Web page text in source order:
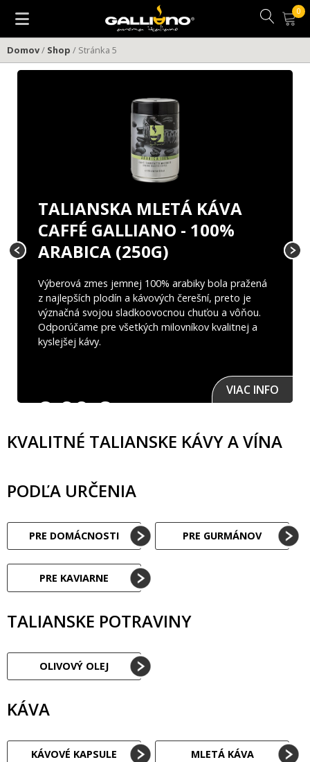
obsah
Domov/ Shop / Stránka 5
TALIANSKA MLETÁ KÁVA
CAFFÉ GALLIANO - 100%
ARABICA (250G)
Výberová zmes jemnej 100% arabiky bola pražená
z najlepších plodín a kávových čerešní, preto je
význačná svojou sladkoovocnou chuťou a vôňou.
Odporúčame pre všetkých milovníkov kvalitnej a
kyslejšej kávy.
8,90€
VIAC INFO
KVALITNÉ TALIANSKE KÁVY A VÍNA
PODĽA URČENIA
PRE DOMÁCNOSTI PRE GURMÁNOV
PRE KAVIARNE
TALIANSKE POTRAVINY
OLIVOVÝ OLEJ
KÁVA
KÁVOVÉ KAPSULE MLETÁ KÁVA